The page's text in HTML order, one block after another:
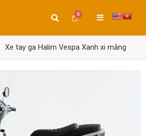
Xe tay ga Halim Vespa Xanh xi măng